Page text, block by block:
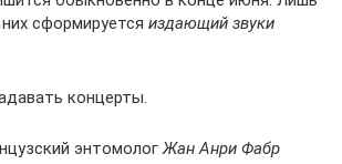
сформируется издающий звуки
концерты.
энтомологЖан Анри Фабр